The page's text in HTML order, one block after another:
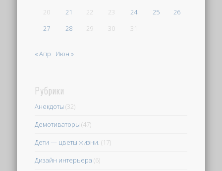
20
21 22 23 24 25
26
27
28 29 30 31
« Апр Июн »
Рубрики
Анекдоты (32)
Демотиваторы (47)
Дети — цветы жизни. (17)
Дизайн интерьера (6)